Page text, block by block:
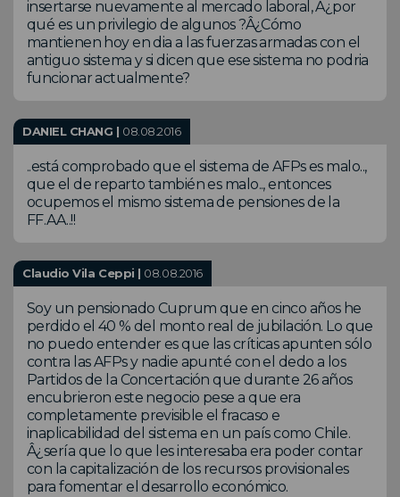
insertarse nuevamente al mercado laboral, Â¿por
qué es un privilegio de algunos ?Â¿Cómo
mantienen hoy en dia a las fuerzas armadas con el
antiguo sistema y si dicen que ese sistema no podria
funcionar actualmente?
DANIEL CHANG | 08.08.2016
..está comprobado que el sistema de AFPs es malo..,
que el de reparto también es malo.., entonces
ocupemos el mismo sistema de pensiones de la
FF.AA..!!
Claudio Vila Ceppi | 08.08.2016
Soy un pensionado Cuprum que en cinco años he
perdido el 40 % del monto real de jubilación. Lo que
no puedo entender es que las críticas apunten sólo
contra las AFPs y nadie apunté con el dedo a los
Partidos de la Concertación que durante 26 años
encubrieron este negocio pese a que era
completamente previsible el fracaso e
inaplicabilidad del sistema en un país como Chile.
Â¿sería que lo que les interesaba era poder contar
con la capitalización de los recursos provisionales
para fomentar el desarrollo económico.